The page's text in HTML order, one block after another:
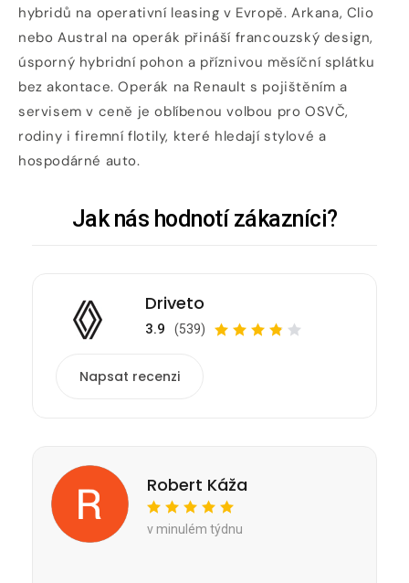
hybridů na operativní leasing v Evropě. Arkana, Clio
nebo Austral na operák přináší francouzský design,
úsporný hybridní pohon a příznivou měsíční splátku
bez akontace. Operák na Renault s pojištěním a
servisem v ceně je oblíbenou volbou pro OSVČ,
rodiny i firemní flotily, které hledají stylové a
hospodárné auto.
Jak nás hodnotí zákazníci?
Driveto
3.9 (539)
Napsat recenzi
Robert Káža
v minulém týdnu